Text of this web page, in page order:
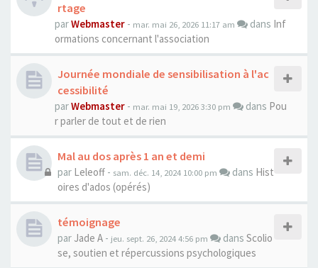
rtage
parWebmaster - mar. mai 26, 2026 11:17 am dans Inf
ormations concernant l'association
Journée mondiale de sensibilisation à l'ac
cessibilité
parWebmaster - mar. mai 19, 2026 3:30 pm dans Pou
r parler de tout et de rien
Mal au dos après 1 an et demi
par Leleoff - sam. déc. 14, 2024 10:00 pm dans Hist
oires d'ados (opérés)
témoignage
par Jade A - jeu. sept. 26, 2024 4:56 pm dans Scolio
se, soutien et répercussions psychologiques